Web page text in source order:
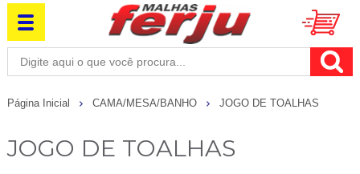
Página Inicial CAMA/MESA/BANHO JOGO DE TOALHAS
JOGO DE TOALHAS